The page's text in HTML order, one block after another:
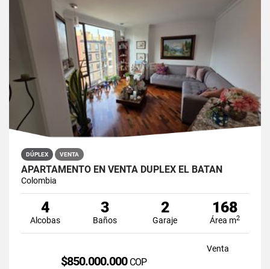
DÚPLEX VENTA
APARTAMENTO EN VENTA DÚPLEX EL BATÁN
Colombia
4
Alcobas
3
Baños
2
Garaje
168
Área m2
Venta
$850.000.000 COP